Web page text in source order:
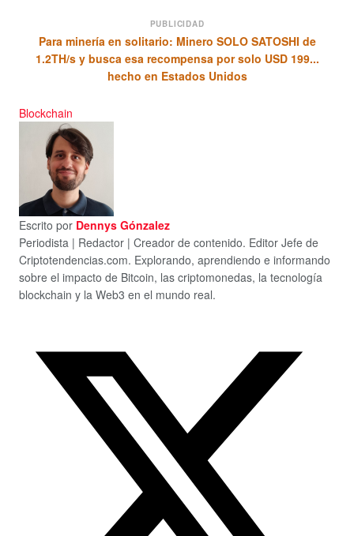
PUBLICIDAD
Para minería en solitario: Minero SOLO SATOSHI de
1.2TH/s y busca esa recompensa por solo USD 199...
hecho en Estados Unidos
Blockchain
Escrito por Dennys Gónzalez
Periodista | Redactor | Creador de contenido. Editor Jefe de
Criptotendencias.com. Explorando, aprendiendo e informando
sobre el impacto de Bitcoin, las criptomonedas, la tecnología
blockchain y la Web3 en el mundo real.